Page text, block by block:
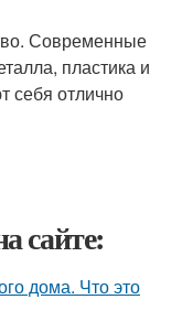
Современные
пластика и
себя отлично
сайте:
дома. Что это